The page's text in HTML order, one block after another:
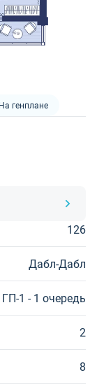
На генплане
126
Дабл-Дабл
ГП-1 - 1 очередь
2
8